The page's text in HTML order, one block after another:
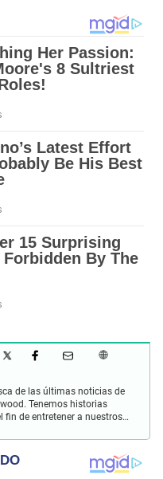
de las últimas noticias de
Tenemos historias
fin de entretener a nuestros